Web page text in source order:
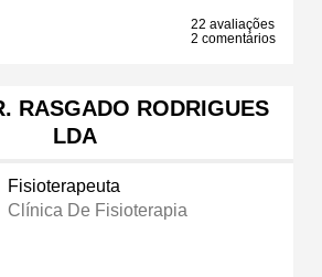
22 avaliações
2 comentários
RASGADO RODRIGUES
LDA
Fisioterapeuta
Clínica De Fisioterapia